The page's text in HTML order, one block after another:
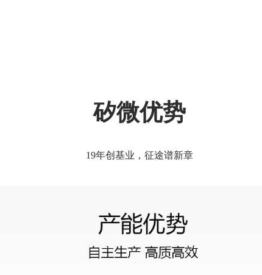
矽微优势
19年创基业，征途谱新章